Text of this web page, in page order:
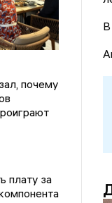
почему
плату за